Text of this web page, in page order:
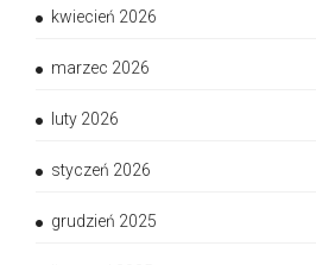
kwiecień 2026
marzec 2026
luty 2026
styczeń 2026
grudzień 2025